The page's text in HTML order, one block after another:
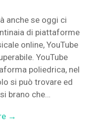
anche se oggi ci
di piattaforme
online, YouTube
YouTube
poliedrica, nel
si può trovare ed
brano che…
→